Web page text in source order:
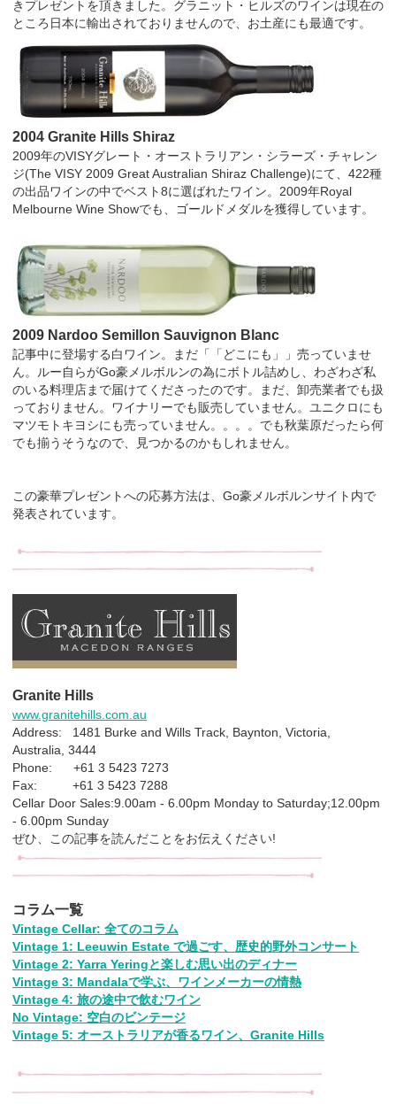
きプレゼントを頂きました。グラニット・ヒルズのワインは現在の
ところ日本に輸出されておりませんので、お土産にも最適です。
2004 Granite Hills Shiraz
2009年のVISYグレート・オーストラリアン・シラーズ・チャレン
ジ(The VISY 2009 Great Australian Shiraz Challenge)にて、422種
の出品ワインの中でベスト8に選ばれたワイン。2009年Royal
Melbourne Wine Showでも、ゴールドメダルを獲得しています。
2009 Nardoo Semillon Sauvignon Blanc
記事中に登場する白ワイン。まだ「「どこにも」」売っていませ
ん。ルー自らがGo豪メルボルンの為にボトル詰めし、わざわざ私
のいる料理店まで届けてくださったのです。まだ、卸売業者でも扱
っておりません。ワイナリーでも販売していません。ユニクロにも
マツモトキヨシにも売っていません。。。。でも秋葉原だったら何
でも揃うそうなので、見つかるのかもしれません。
この豪華プレゼントへの応募方法は、Go豪メルボルンサイト内で
発表されています。
Granite Hills
www.granitehills.com.au
Address: 1481 Burke and Wills Track, Baynton, Victoria,
Australia, 3444
Phone: +61 3 5423 7273
Fax: +61 3 5423 7288
Cellar Door Sales:9.00am - 6.00pm Monday to Saturday;12.00pm
- 6.00pm Sunday
ぜひ、この記事を読んだことをお伝えください!
コラム一覧
Vintage Cellar: 全てのコラム
Vintage 1: Leeuwin Estate で過ごす、歴史的野外コンサート
Vintage 2: Yarra Yeringと楽しむ思い出のディナー
Vintage 3: Mandalaで学ぶ、ワインメーカーの情熱
Vintage 4: 旅の途中で飲むワイン
No Vintage: 空白のビンテージ
Vintage 5: オーストラリアが香るワイン、Granite Hills